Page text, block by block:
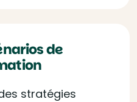
de
stratégies